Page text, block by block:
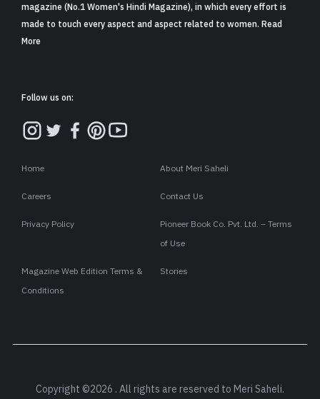
magazine (No.1 Women's Hindi Magazine), in which every effort is
made to touch every aspect and aspect related to women. Read
More
Follow us on:
Home About Meri Saheli
Careers Contact Us
Privacy Policy
Pioneer Book Co. Pvt. Ltd. – Terms
of Use
Magazine Web Edition Terms &
Conditions
Stories
Copyright ©2026 . All rights are reserved to Meri Saheli.